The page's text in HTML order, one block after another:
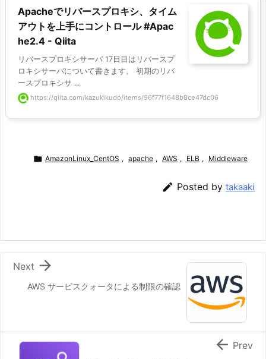
Apacheでリバースプロキシ、タイム
アウトを上手にコントロール #Apac
he2.4 - Qiita
リバースプロキシサーバ 17日目はリバースプ
ロキシサーバについて書きます。 初期のリバ
ースプロキシサ ...
https://qiita.com/kazukikudo/items/96f77f1648b8ce47dc06
 AmazonLinux_CentOS , apache , AWS , ELB , Middleware
 Posted by takaaki
AWS サービスクォータによる制限の確認

Next
 Prev